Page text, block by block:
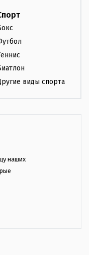
виды спорта
наших